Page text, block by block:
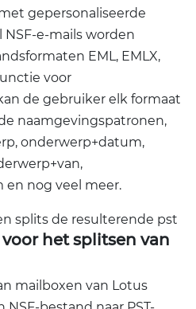
gepersonaliseerde
e-mails worden
EML, EMLX,
voor
de gebruiker elk formaat
naamgevingspatronen,
onderwerp+datum,
en nog veel meer.
het splitsen van
mailboxen van Lotus